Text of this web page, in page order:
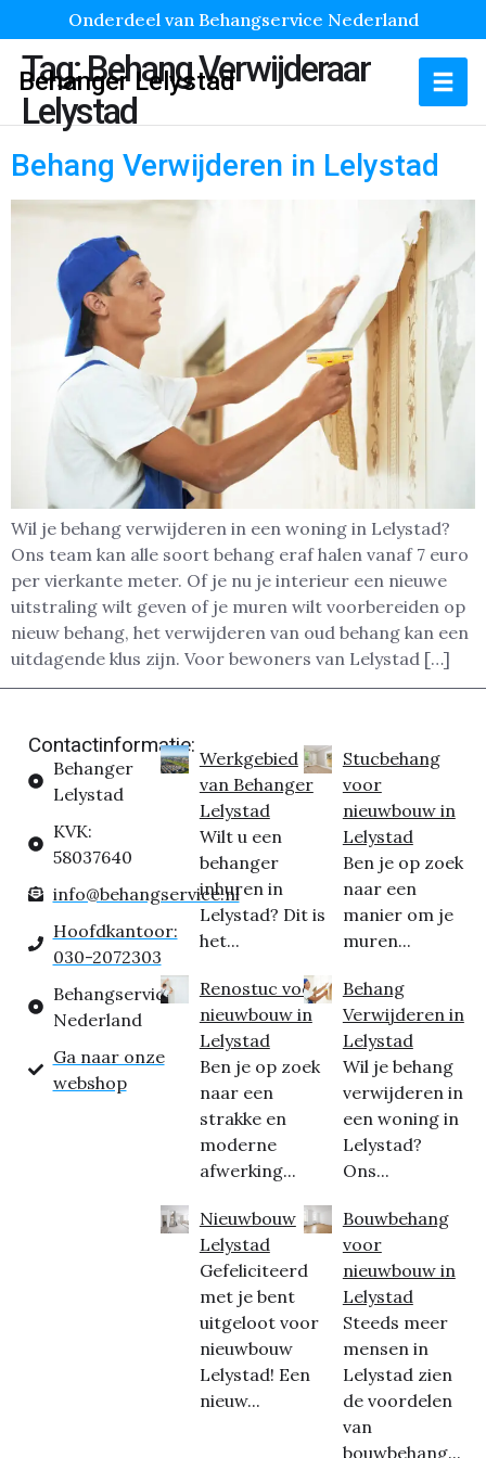
Onderdeel van Behangservice Nederland
Behanger Lelystad
Tag:Behang Verwijderaar
Lelystad
Behang Verwijderen in Lelystad
Wil je behang verwijderen in een woning in Lelystad?
Ons team kan alle soort behang eraf halen vanaf 7 euro
per vierkante meter. Of je nu je interieur een nieuwe
uitstraling wilt geven of je muren wilt voorbereiden op
nieuw behang, het verwijderen van oud behang kan een
uitdagende klus zijn. Voor bewoners van Lelystad […]
Contactinformatie:
Behanger
Lelystad
KVK:
58037640
info@behangservice.nl
Hoofdkantoor:
030-2072303
Behangservice
Nederland
Ga naar onze
webshop
Werkgebied
van Behanger
Lelystad
Wilt u een
behanger
inhuren in
Lelystad? Dit is
het...
Renostuc voor
nieuwbouw in
Lelystad
Ben je op zoek
naar een
strakke en
moderne
afwerking...
Nieuwbouw
Lelystad
Gefeliciteerd
met je bent
uitgeloot voor
nieuwbouw
Lelystad! Een
nieuw...
Stucbehang
voor
nieuwbouw in
Lelystad
Ben je op zoek
naar een
manier om je
muren...
Behang
Verwijderen in
Lelystad
Wil je behang
verwijderen in
een woning in
Lelystad?
Ons...
Bouwbehang
voor
nieuwbouw in
Lelystad
Steeds meer
mensen in
Lelystad zien
de voordelen
van
bouwbehang...